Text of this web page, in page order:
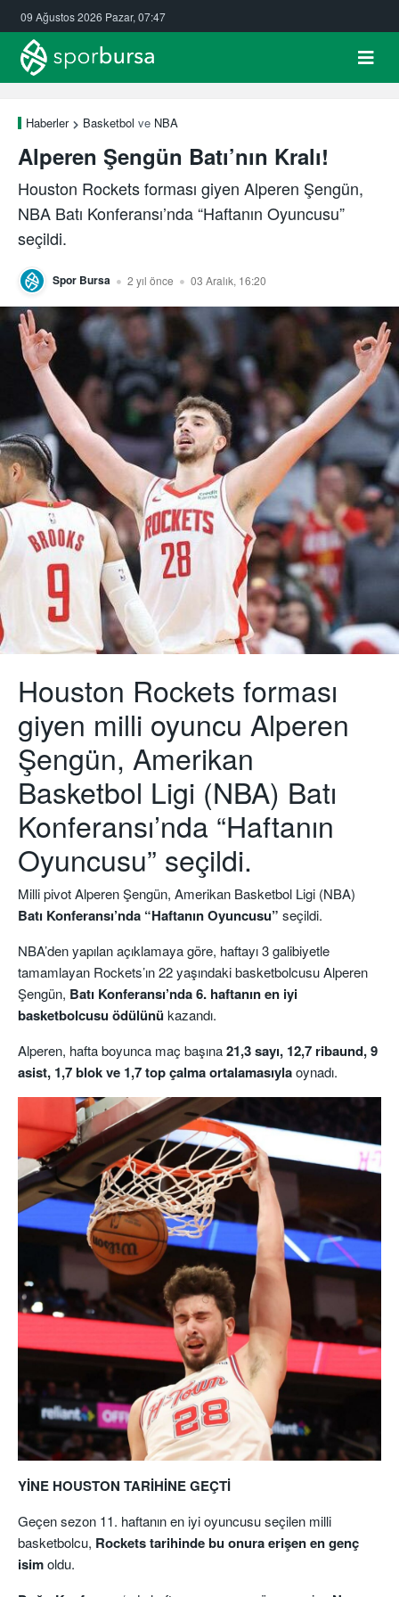
09 Ağustos 2026 Pazar, 07:47
Haberler Basketbol ve NBA
Alperen Şengün Batı’nın Kralı!
Houston Rockets forması giyen Alperen Şengün,
NBA Batı Konferansı’nda “Haftanın Oyuncusu”
seçildi.
Spor Bursa 2 yıl önce 03 Aralık, 16:20
Houston Rockets forması
giyen milli oyuncu Alperen
Şengün, Amerikan
Basketbol Ligi (NBA) Batı
Konferansı’nda “Haftanın
Oyuncusu” seçildi.
Milli pivotAlperen Şengün, Amerikan Basketbol Ligi (NBA)
Batı Konferansı’nda “Haftanın Oyuncusu” seçildi.
NBA’den yapılan açıklamaya göre, haftayı 3 galibiyetle
tamamlayan Rockets’ın 22 yaşındaki basketbolcusu Alperen
Şengün, Batı Konferansı’nda 6. haftanın en iyi
basketbolcusu ödülünükazandı.
Alperen, hafta boyunca maç başına21,3 sayı, 12,7 ribaund, 9
asist, 1,7 blok ve 1,7 top çalma ortalamasıylaoynadı.
YİNE HOUSTON TARİHİNE GEÇTİ
Geçen sezon 11. haftanın en iyi oyuncusu seçilen milli
basketbolcu, Rockets tarihinde bu onura erişen en genç
isimoldu.